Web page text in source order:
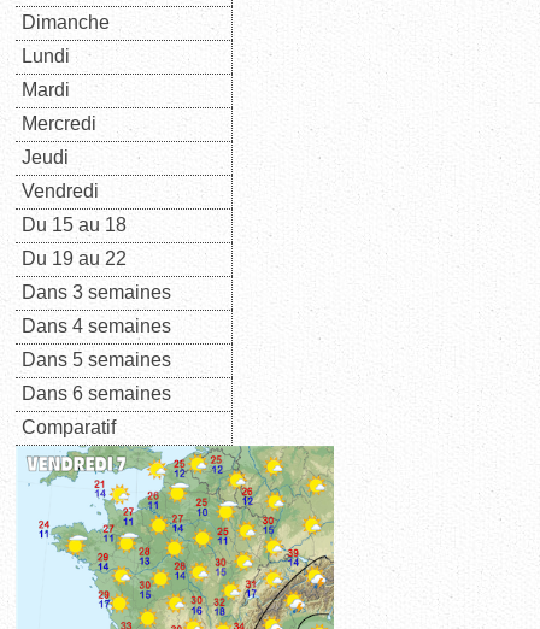
Dimanche
Lundi
Mardi
Mercredi
Jeudi
Vendredi
Du 15 au 18
Du 19 au 22
Dans 3 semaines
Dans 4 semaines
Dans 5 semaines
Dans 6 semaines
Comparatif